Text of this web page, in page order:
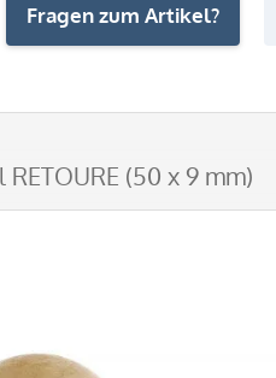
Fragen zum Artikel?
(50 x 9 mm)